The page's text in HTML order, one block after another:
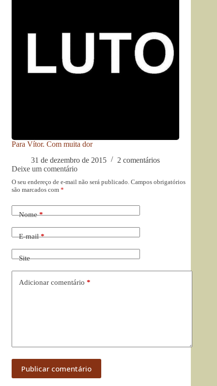
Para Vítor. Com muita dor
31 de dezembro de 2015
2 comentários
Deixe um comentário
O seu endereço de e-mail não será publicado. Campos obrigatórios
são marcados com *
Nome*
E-mail*
Site
Adicionar comentário *
Publicar comentário